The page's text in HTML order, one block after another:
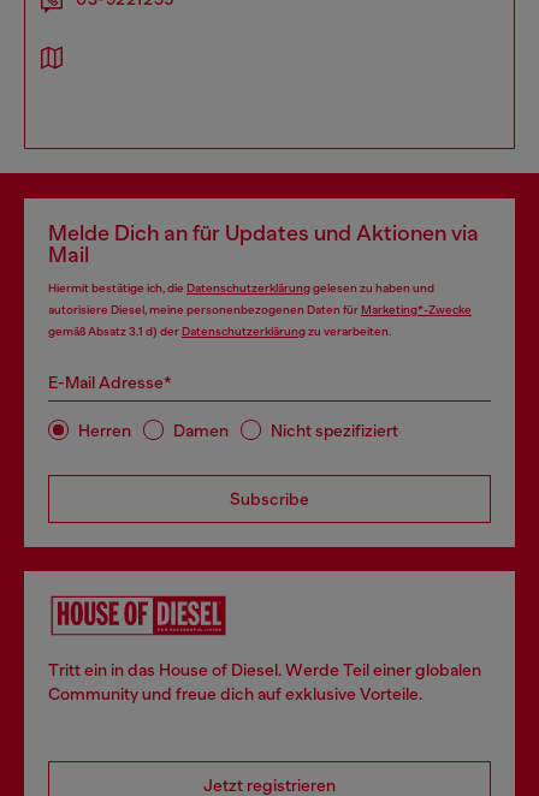
Melde Dich an für Updates und Aktionen via
Mail
Hiermit bestätige ich, die Datenschutzerklärunggelesen zu haben und
autorisiere Diesel, meine personenbezogenen Daten fürMarketing*-Zwecke
gemäß Absatz 3.1 d) derDatenschutzerklärungzu verarbeiten.
E-Mail Adresse*
Herren Damen Nicht spezifiziert
Subscribe
Tritt ein in das House of Diesel. Werde Teil einer globalen
Community und freue dich auf exklusive Vorteile.
Jetzt registrieren